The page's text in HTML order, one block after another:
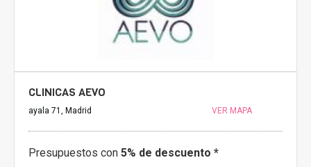
CLINICAS AEVO
ayala 71, Madrid VER MAPA
Presupuestos con 5% de descuento *